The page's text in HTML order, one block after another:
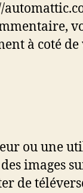
à coté
ou une
images
de